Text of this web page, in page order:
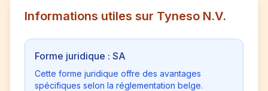
Informations utiles sur Tyneso N.V.
Forme juridique : SA
Cette forme juridique offre des avantages
spécifiques selon la réglementation belge.